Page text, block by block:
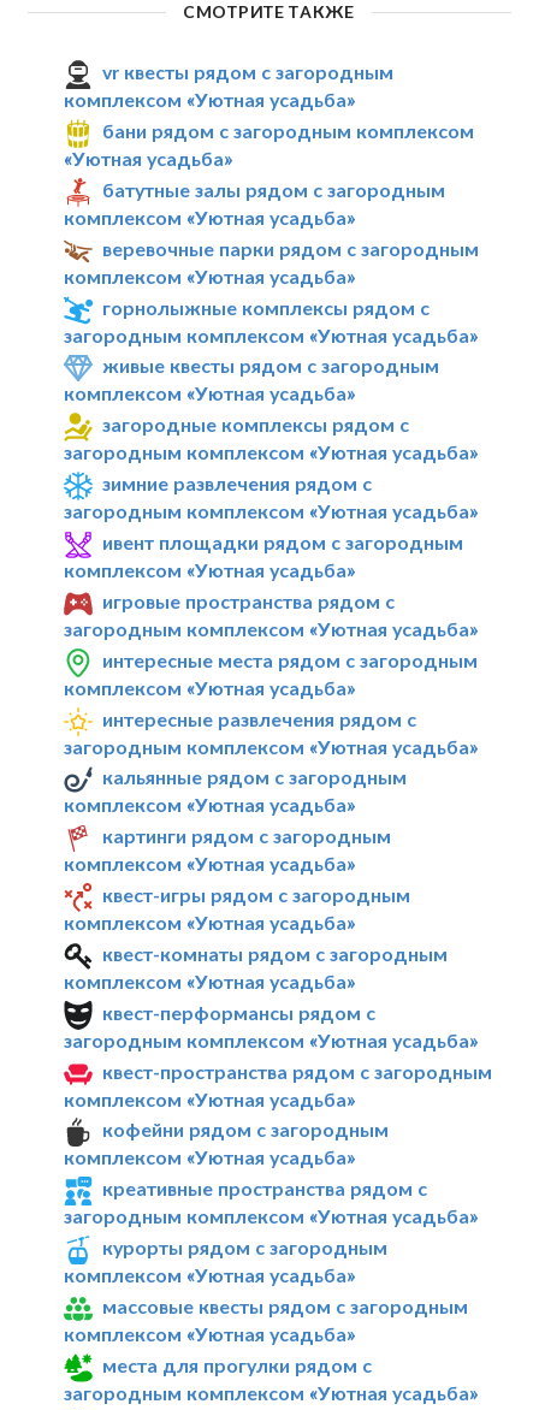
СМОТРИТЕ ТАКЖЕ
vr квесты рядом с загородным
комплексом «Уютная усадьба»
бани рядом с загородным комплексом
«Уютная усадьба»
батутные залы рядом с загородным
комплексом «Уютная усадьба»
веревочные парки рядом с загородным
комплексом «Уютная усадьба»
горнолыжные комплексы рядом с
загородным комплексом «Уютная усадьба»
живые квесты рядом с загородным
комплексом «Уютная усадьба»
загородные комплексы рядом с
загородным комплексом «Уютная усадьба»
зимние развлечения рядом с
загородным комплексом «Уютная усадьба»
ивент площадки рядом с загородным
комплексом «Уютная усадьба»
игровые пространства рядом с
загородным комплексом «Уютная усадьба»
интересные места рядом с загородным
комплексом «Уютная усадьба»
интересные развлечения рядом с
загородным комплексом «Уютная усадьба»
кальянные рядом с загородным
комплексом «Уютная усадьба»
картинги рядом с загородным
комплексом «Уютная усадьба»
квест-игры рядом с загородным
комплексом «Уютная усадьба»
квест-комнаты рядом с загородным
комплексом «Уютная усадьба»
квест-перформансы рядом с
загородным комплексом «Уютная усадьба»
квест-пространства рядом с загородным
комплексом «Уютная усадьба»
кофейни рядом с загородным
комплексом «Уютная усадьба»
креативные пространства рядом с
загородным комплексом «Уютная усадьба»
курорты рядом с загородным
комплексом «Уютная усадьба»
массовые квесты рядом с загородным
комплексом «Уютная усадьба»
места для прогулки рядом с
загородным комплексом «Уютная усадьба»